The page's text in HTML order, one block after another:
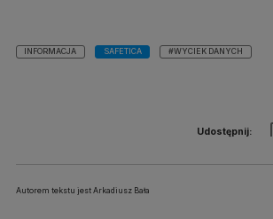
INFORMACJA SAFETICA #WYCIEK DANYCH
Udostępnij:
Autorem tekstu jest Arkadiusz Bała